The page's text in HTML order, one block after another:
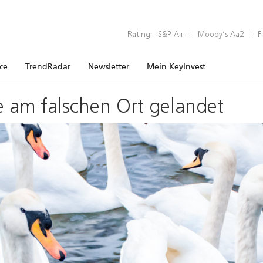
Rating: S&P A+ | Moody’s Aa2 |
TrendRadar Newsletter Mein KeyInvest
am falschen Ort gelandet